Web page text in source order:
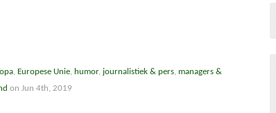
Europese Unie humor, journalistiek & pers managers &
on Jun 4th, 2019